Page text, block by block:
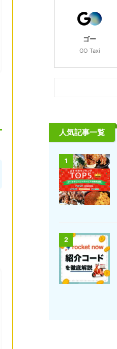
ゴー
GO Taxi
人気記事一覧
1
2